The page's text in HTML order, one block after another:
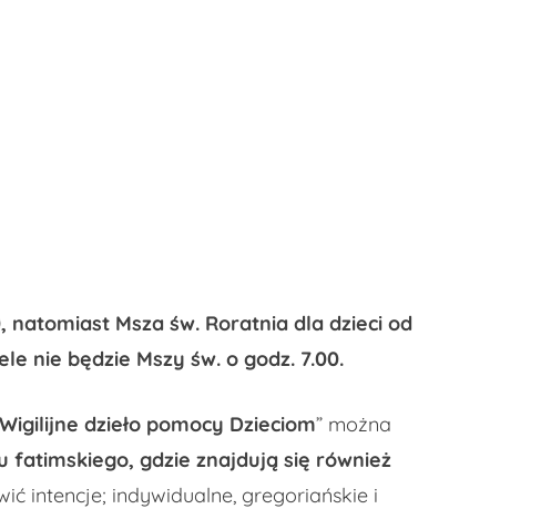
natomiast Msza św. Roratnia dla dzieci od
nie będzie Mszy św. o godz. 7.00.
Wigilijne dzieło pomocy Dzieciom” można
fatimskiego, gdzie znajdują się również
intencje; indywidualne, gregoriańskie i